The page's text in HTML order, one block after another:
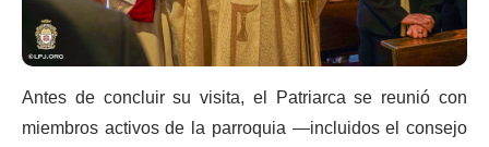
Antes de concluir su visita, el Patriarca se reunió con
miembros activos de la parroquia —incluidos el consejo